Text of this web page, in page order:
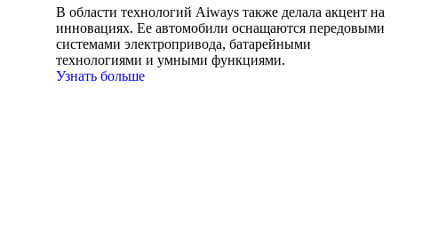
В области технологий Aiways также делала акцент на
инновациях. Ее автомобили оснащаются передовыми
системами электропривода, батарейными
технологиями и умными функциями.
Узнать больше